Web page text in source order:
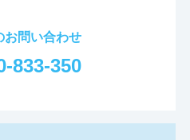
お問い合わせ
833-350